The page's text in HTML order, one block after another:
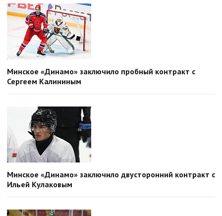
Минское «Динамо» заключило пробный контракт с
Сергеем Калининым
Минское «Динамо» заключило двусторонний контракт с
Ильей Кулаковым